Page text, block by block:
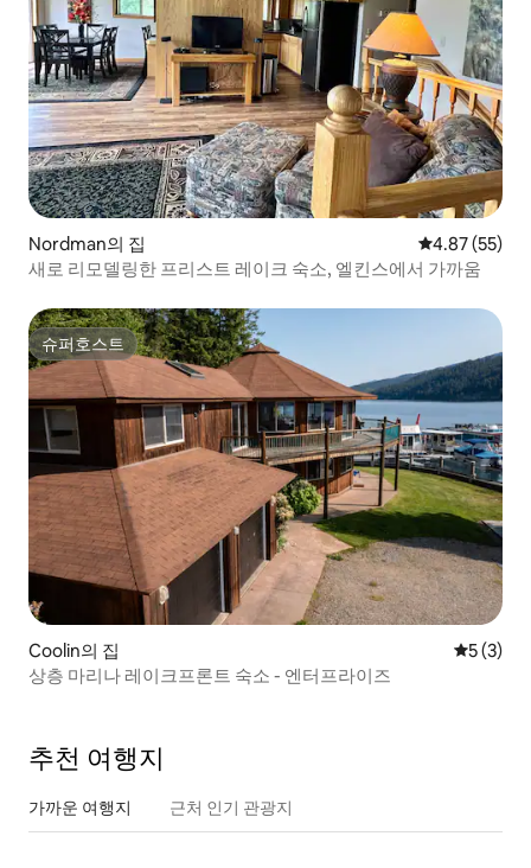
Nordman의 집 평점 4.87점(5
4.87 (55)
새로 리모델링한 프리스트 레이크 숙소, 엘킨스에서 가까움
슈퍼호스트
슈퍼호스트
Coolin의 집 평점 5점
5 (3)
상층 마리나 레이크프론트 숙소 - 엔터프라이즈
추천 여행지
가까운 여행지 근처 인기 관광지